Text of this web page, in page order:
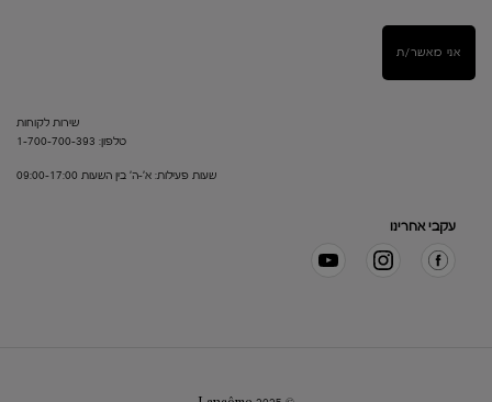
אני מאשר/ת
שירות לקוחות
טלפון: 1-700-700-393
שעות פעילות: א'-ה' בין השעות 09:00-17:00
עקבי אחרינו